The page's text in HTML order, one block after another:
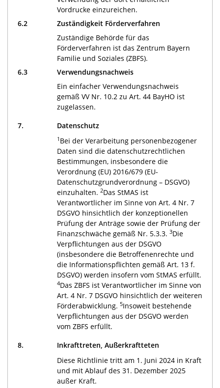
Vordrucke einzureichen.
6.2
Zuständigkeit Förderverfahren
Zuständige Behörde für das
Förderverfahren ist das Zentrum Bayern
Familie und Soziales (ZBFS).
6.3
Verwendungsnachweis
Ein einfacher Verwendungsnachweis
gemäß VV Nr. 10.2 zu Art. 44 BayHO ist
zugelassen.
7.
Datenschutz
1 Bei der Verarbeitung personenbezogener
Daten sind die datenschutzrechtlichen
Bestimmungen, insbesondere die
Verordnung (EU) 2016/679 (EU-
Datenschutzgrundverordnung – DSGVO)
einzuhalten. 2Das StMAS ist
Verantwortlicher im Sinne von Art. 4 Nr. 7
DSGVO hinsichtlich der konzeptionellen
Prüfung der Anträge sowie der Prüfung der
Finanzschwäche gemäß Nr. 5.3.3. 3Die
Verpflichtungen aus der DSGVO
(insbesondere die Betroffenenrechte und
die Informationspflichten gemäß Art. 13 f.
DSGVO) werden insofern vom StMAS erfüllt.
4Das ZBFS ist Verantwortlicher im Sinne von
Art. 4 Nr. 7 DSGVO hinsichtlich der weiteren
Förderabwicklung. 5Insoweit bestehende
Verpflichtungen aus der DSGVO werden
vom ZBFS erfüllt.
8.
Inkrafttreten, Außerkraftteten
Diese Richtlinie tritt am 1. Juni 2024 in Kraft
und mit Ablauf des 31. Dezember 2025
außer Kraft.